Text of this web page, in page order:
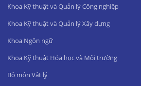
Khoa Kỹ thuật và Quản lý Công nghiệp
Khoa Kỹ thuật và Quản lý Xây dựng
Khoa Ngôn ngữ
Khoa Kỹ thuật Hóa học và Môi trường
Bộ môn Vật lý